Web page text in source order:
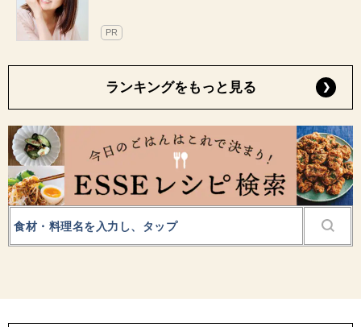
PR
ランキングをもっと見る